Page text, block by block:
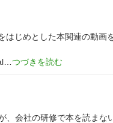
はじめとした本関連の動画
、会社の研修で本を読まな